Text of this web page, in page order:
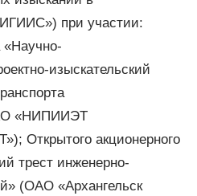
при участии:
«Научно-
изыскательский
«НИПИИЭТ
Открытого акционерного
трест инженерно-
(ОАО «Архангельск